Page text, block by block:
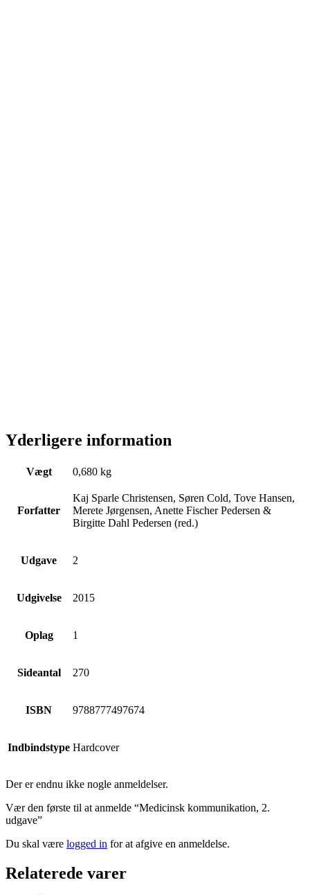
Yderligere information
Vægt 0,680 kg
Forfatter
Kaj Sparle Christensen, Søren Cold, Tove Hansen,
Merete Jørgensen, Anette Fischer Pedersen &
Birgitte Dahl Pedersen (red.)
Udgave 2
Udgivelse 2015
Oplag 1
Sideantal 270
ISBN 9788777497674
Indbindstype Hardcover
Der er endnu ikke nogle anmeldelser.
Vær den første til at anmelde “Medicinsk kommunikation, 2.
udgave”
Du skal være logged in for at afgive en anmeldelse.
Relaterede varer